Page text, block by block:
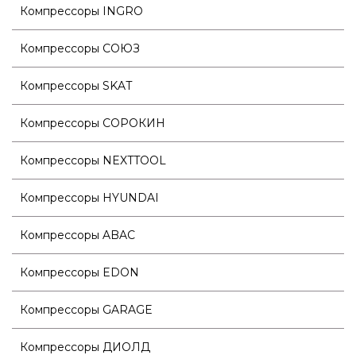
Компрессоры INGRO
Компрессоры СОЮЗ
Компрессоры SKAT
Компрессоры СОРОКИН
Компрессоры NEXTTOOL
Компрессоры HYUNDAI
Компрессоры ABAC
Компрессоры EDON
Компрессоры GARAGE
Компрессоры ДИОЛД